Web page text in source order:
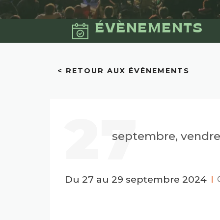
ÉVÈNEMENTS
< RETOUR AUX ÉVÉNEMENTS
27
septembre,
Du 27 au 29 septembre 2024